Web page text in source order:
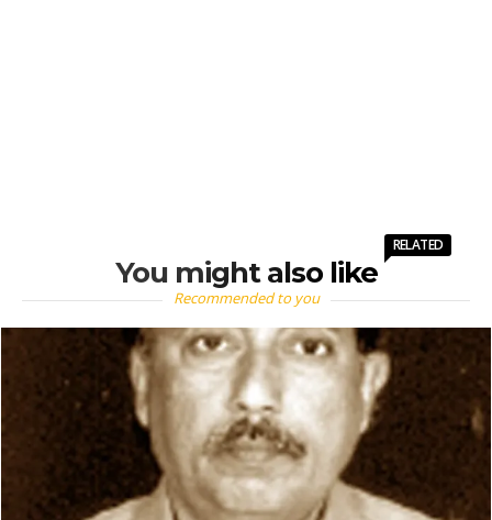
You might also like
RELATED
Recommended to you